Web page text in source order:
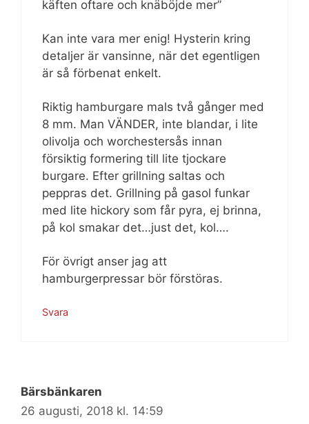
käften oftare och knäböjde mer”
Kan inte vara mer enig! Hysterin kring
detaljer är vansinne, när det egentligen
är så förbenat enkelt.
Riktig hamburgare mals två gånger med
8 mm. Man VÄNDER, inte blandar, i lite
olivolja och worchestersås innan
försiktig formering till lite tjockare
burgare. Efter grillning saltas och
peppras det. Grillning på gasol funkar
med lite hickory som får pyra, ej brinna,
på kol smakar det…just det, kol….
För övrigt anser jag att
hamburgerpressar bör förstöras.
Svara
Bärsbänkaren
26 augusti, 2018 kl. 14:59